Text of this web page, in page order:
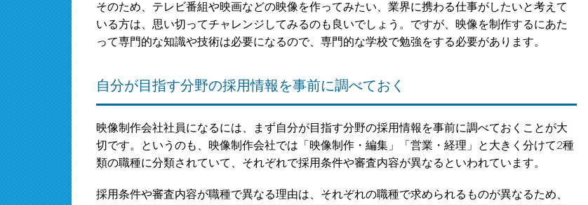
そのため、テレビ番組や映画などの映像を作ってみたい、業界に携わる仕事がしたいと考えて
いる方は、思い切ってチャレンジしてみるのも良いでしょう。ですが、映像を制作するにあた
って専門的な知識や技術は必要になるので、専門的な学校で勉強をする必要があります。
自分が目指す分野の採用情報を事前に調べておく
映像制作会社社員になるには、まず自分が目指す分野の採用情報を事前に調べておくことが大
切です。というのも、映像制作会社では「映像制作・編集」「営業・経理」と大きく分けて2種
類の職種に分類されていて、それぞれで採用条件や審査内容が異なるといわれています。
採用条件や審査内容が職種で異なる理由は、それぞれの職種で求められるものが異なるため、